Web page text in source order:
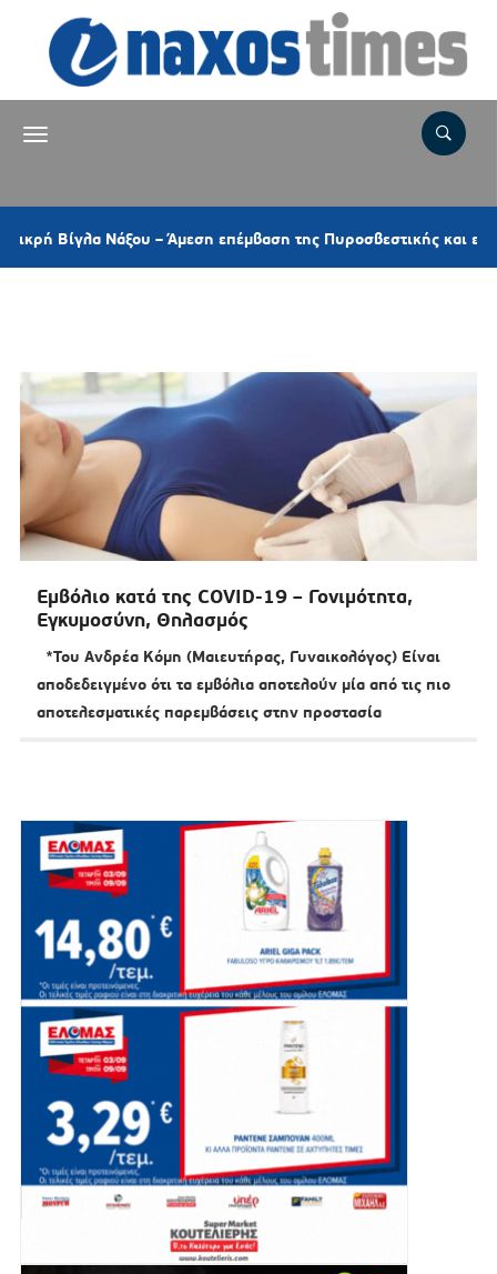
Νάξου – Άμεση επέμβαση της Πυροσβεστικής και
Εμβόλιο κατά της COVID-19 – Γονιμότητα,
Εγκυμοσύνη, Θηλασμός
*Του Ανδρέα Κόμη (Μαιευτήρας, Γυναικολόγος) Είναι
αποδεδειγμένο ότι τα εμβόλια αποτελούν μία από τις πιο
αποτελεσματικές παρεμβάσεις στην προστασία